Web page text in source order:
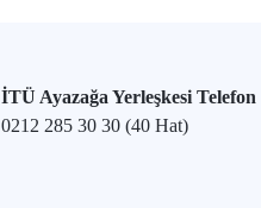
İTÜ Ayazağa Yerleşkesi Telefon
0212 285 30 30 (40 Hat)